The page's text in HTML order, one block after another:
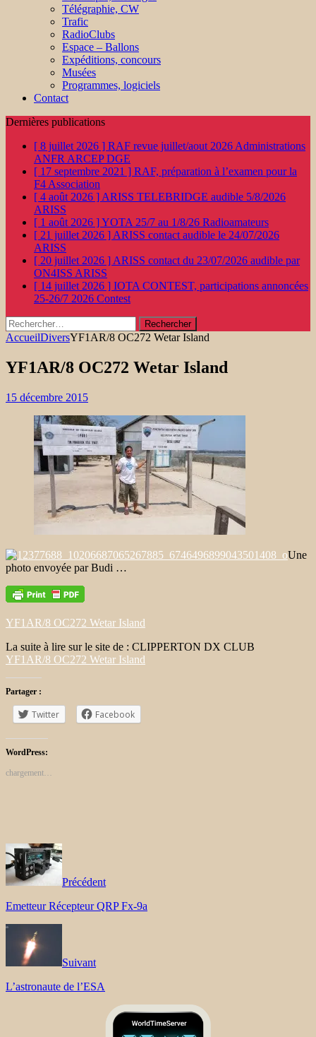
Télégraphie, CW
Trafic
RadioClubs
Espace – Ballons
Expéditions, concours
Musées
Programmes, logiciels
Contact
Dernières publications
[ 8 juillet 2026 ] RAF revue juillet/aout 2026 Administrations
ANFR ARCEP DGE
[ 17 septembre 2021 ] RAF, préparation à l’examen pour la
F4 Association
[ 4 août 2026 ] ARISS TELEBRIDGE audible 5/8/2026
ARISS
[ 1 août 2026 ]YOTA 25/7 au 1/8/26 Radioamateurs
[ 21 juillet 2026 ] ARISS contact audible le 24/07/2026
ARISS
[ 20 juillet 2026 ] ARISS contact du 23/07/2026 audible par
ON4ISS ARISS
[ 14 juillet 2026 ] IOTA CONTEST, participations annoncées
25-26/7 2026 Contest
Rechercher :
AccueilDiversYF1AR/8 OC272 Wetar Island
YF1AR/8 OC272 Wetar Island
15 décembre 2015
Une
photo envoyée par Budi …
YF1AR/8 OC272 Wetar Island
La suite à lire sur le site de : CLIPPERTON DX CLUB
YF1AR/8 OC272 Wetar Island
Partager :
Twitter Facebook
WordPress:
chargement…
Précédent
Emetteur Récepteur QRP Fx-9a
Suivant
L’astronaute de l’ESA